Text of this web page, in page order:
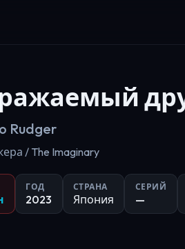
Rudger
/ The Imaginary
ГОД
2023
СТРАНА
Япония
СЕРИЙ
—